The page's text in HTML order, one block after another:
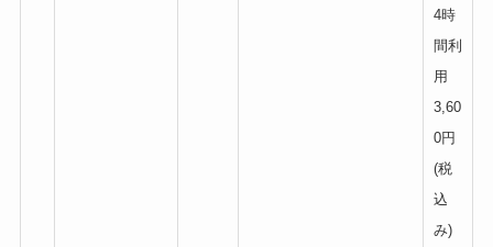
4時
間利
用
3,60
0円
(税
込
み)